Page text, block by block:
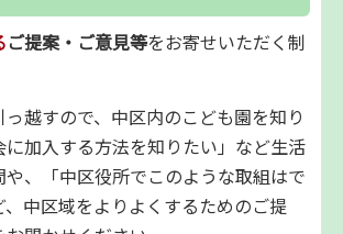
ご提案・ご意見等をお寄せいただく制
っ越すので、中区内のこども園を知り
に加入する方法を知りたい」など生活
や、「中区役所でこのような取組はで
、中区域をよりよくするためのご提